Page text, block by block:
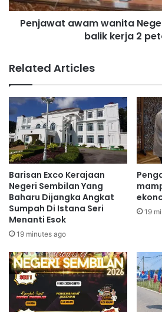
Mohamad berkata, keputusan ini
melalui Mesyuarat Majlis Tindakan
w
e
m
a
s
b
e
r
j
m
l
a
h
R
8
0
a
a
n
i
t
a
N
e
g
e
r
i
S
e
m
i
Penjawat awam wanita
balik kerja 2
Related Articles
Barisan Exco Kerajaan
Negeri Sembilan Yang
Baharu Dijangka Angkat
Sumpah Di Istana Seri
Menanti Esok
19 minutes ago
19